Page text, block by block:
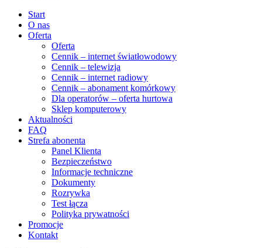
Start
O nas
Oferta
Oferta
Cennik – internet światłowodowy
Cennik – telewizja
Cennik – internet radiowy
Cennik – abonament komórkowy
Dla operatorów – oferta hurtowa
Sklep komputerowy
Aktualności
FAQ
Strefa abonenta
Panel Klienta
Bezpieczeństwo
Informacje techniczne
Dokumenty
Rozrywka
Test łącza
Polityka prywatności
Promocje
Kontakt